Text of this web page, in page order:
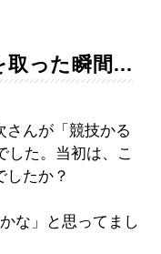
取った瞬間…
んが「競技かる
した。当初は、こ
したか？
な」と思ってまし